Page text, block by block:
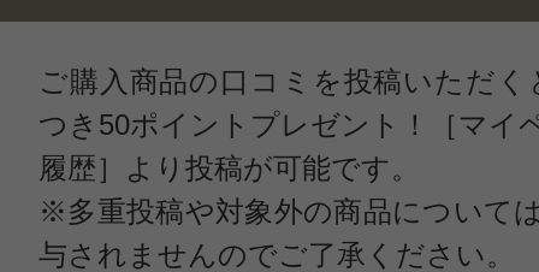
ご購入商品の口コミを投稿いただく
つき50ポイントプレゼント！［マイ
履歴］より投稿が可能です。
※多重投稿や対象外の商品について
与されませんのでご了承ください。